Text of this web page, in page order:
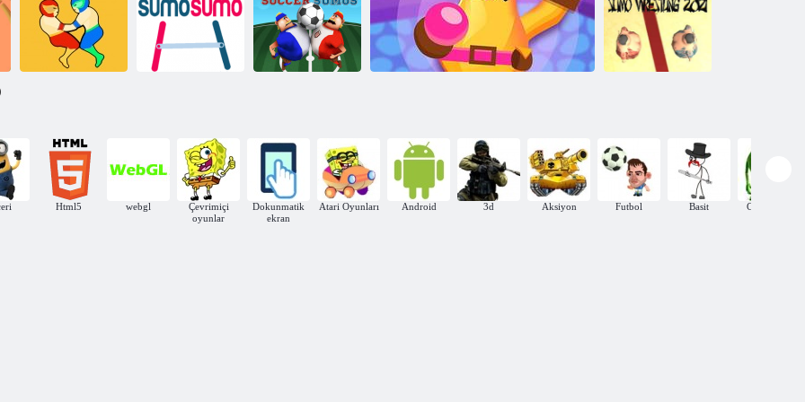
Sumo güreşçi
Git
Sumo İtme İtme
Ateşi
Sumo sumo
Html5 webgl
Çevrimiçi
oyunlar
Dokunmatik
ekran
Atari Oyunları Android 3d Aksiyon Futbol Basit Canavarlar